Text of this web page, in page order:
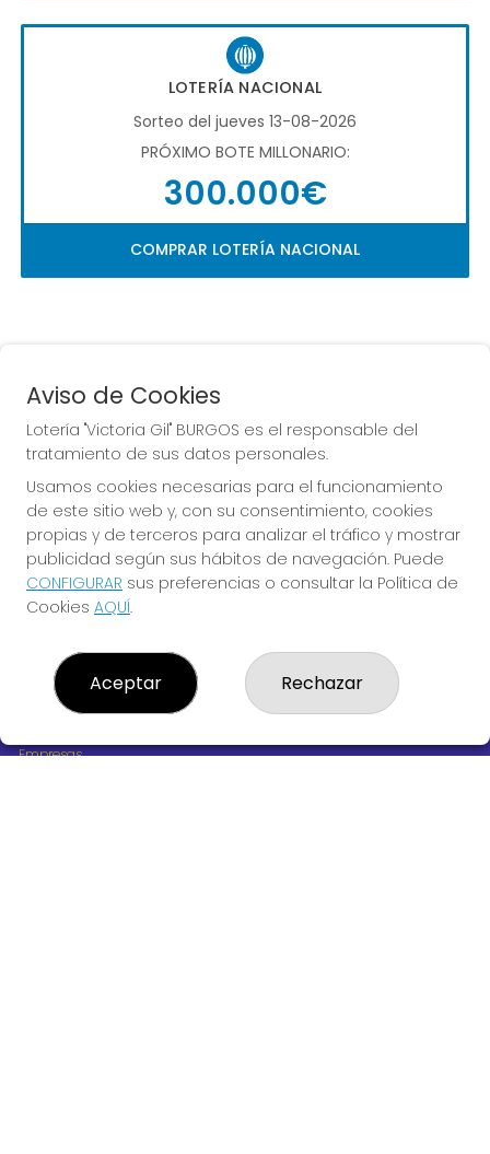
LOTERÍA NACIONAL
Sorteo del jueves 13-08-2026
PRÓXIMO BOTE MILLONARIO:
300.000€
COMPRAR LOTERÍA NACIONAL
La de la Antigua de
Gamonal
¿Quiénes somos?
Comprar lotería
Resultados
Empresas
Aviso de Cookies
Lotería "Victoria Gil" BURGOS es el responsable del
tratamiento de sus datos personales.
Usamos cookies necesarias para el funcionamiento
de este sitio web y, con su consentimiento, cookies
propias y de terceros para analizar el tráfico y mostrar
publicidad según sus hábitos de navegación. Puede
CONFIGURAR sus preferencias o consultar la Política de
Cookies AQUÍ.
Aceptar Rechazar